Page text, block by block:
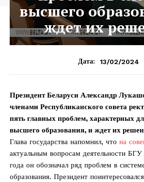
высшего
ждет их
Дата: 13/02/2024
Президент Беларуси Александр
членами Республиканского совета
пять главных проблем, характерных
высшего образования, и ждет их
Глава государства напомнил, что на
актуальным вопросам деятельности
года он обозначал ряд проблем в
образования. Президент